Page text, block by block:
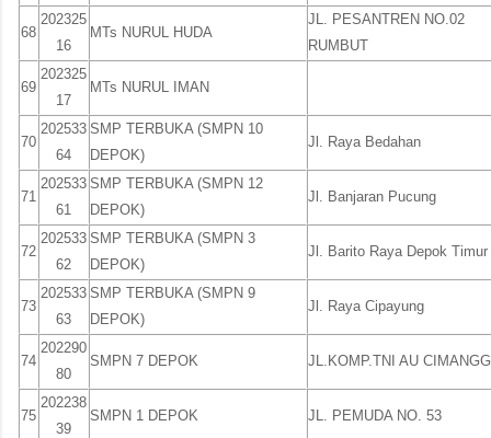
68
202325
16
MTs NURUL HUDA
JL. PESANTREN NO.02
RUMBUT
69
202325
17
MTs NURUL IMAN
70
202533
64
SMP TERBUKA (SMPN 10
DEPOK)
Jl. Raya Bedahan
71
202533
61
SMP TERBUKA (SMPN 12
DEPOK)
Jl. Banjaran Pucung
72
202533
62
SMP TERBUKA (SMPN 3
DEPOK)
Jl. Barito Raya Depok Timur
73
202533
63
SMP TERBUKA (SMPN 9
DEPOK)
Jl. Raya Cipayung
74
202290
80
SMPN 7 DEPOK JL.KOMP.TNI AU
75
202238
39
SMPN 1 DEPOK JL. PEMUDA NO. 53